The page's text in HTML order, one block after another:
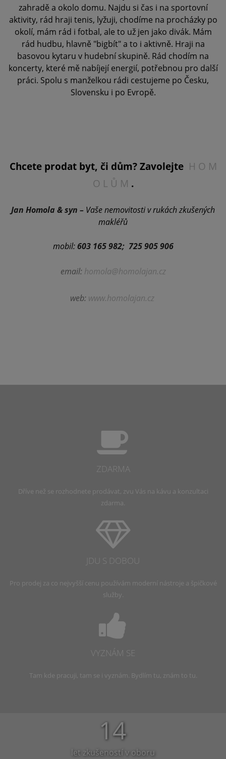
zahradě a okolo domu. Najdu si čas i na sportovní
aktivity, rád hraji tenis, lyžuji, chodíme na procházky po
okolí, mám rád i fotbal, ale to už jen jako divák. Mám
rád hudbu, hlavně "bigbít" a to i aktivně. Hraji na
basovou kytaru v hudební skupině. Rád chodím na
koncerty, které mě nabíjejí energií, potřebnou pro další
práci. Spolu s manželkou rádi cestujeme po Česku,
Slovensku i po Evropě.
Chcete prodat byt, či dům? Zavolejte H O M
O L Ů M .
Jan Homola & syn – Vaše nemovitosti v rukách zkušených
makléřů
mobil:603 165 982; 725 905 906
email: homola@homolajan.cz
web: www.homolajan.cz
ZDARMA
Dříve než se rozhodnete prodávat, zvu Vás na kávu a konzultaci
zdarma.
JDU S DOBOU
Pro prodej za co nejvyšší cenu používám moderní nástroje a špičkové
služby.
VYZNÁM SE
Tam kde pracuji, tam se i vyznám. Bydlím tu, znám to tu.
14
let zkušeností v oboru